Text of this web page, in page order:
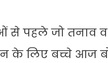
से पहले जो तनाव
के लिए बच्चे आज